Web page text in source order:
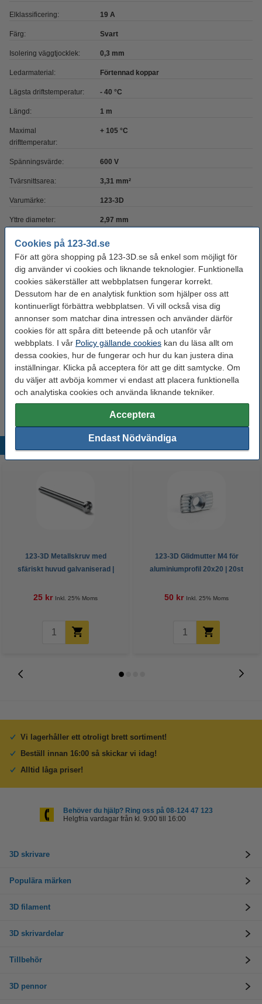
Cookies på 123-3d.se
För att göra shopping på 123-3D.se så enkel som möjligt för
dig använder vi cookies och liknande teknologier. Funktionella
cookies säkerställer att webbplatsen fungerar korrekt.
Dessutom har de en analytisk funktion som hjälper oss att
kontinuerligt förbättra webbplatsen. Vi vill också visa dig
annonser som matchar dina intressen och använder därför
cookies för att spåra ditt beteende på och utanför vår
webbplats. I vår Policy gällande cookies kan du läsa allt om
dessa cookies, hur de fungerar och hur du kan justera dina
inställningar. Klicka på acceptera för att ge ditt samtycke. Om
du väljer att avböja kommer vi endast att placera funktionella
och analytiska cookies och använda liknande tekniker.
Acceptera
Endast Nödvändiga
Elklassificering: 19 A
Färg: Svart
Isolering väggtjocklek: 0,3 mm
Ledarmaterial: Förtennad koppar
Lägsta driftstemperatur: - 40 °C
Längd: 1 m
Maximal
drifttemperatur:
+ 105 °C
Spänningsvärde: 600 V
Tvärsnittsarea: 3,31 mm²
Varumärke: 123-3D
Yttre diameter: 2,97 mm
Produktkod:
Tips!
123-3D Heated bed kabel max 19A | 2,5m |
Svart
70 kr
123-3D Heated bed kabel max 19A | 5m | Svart
125 kr
123-3D Heated bed kabel max 19A | 10m |
250 kr
Populära produkter
123-3D Metallskruv med
sfäriskt huvud galvaniserad |
25 kr Inkl. 25% Moms
123-3D Glidmutter M4 för
aluminiumprofil 20x20 | 20st
50 kr Inkl. 25% Moms
Vi lagerhåller ett otroligt brett sortiment!
Beställ innan 16:00 så skickar vi idag!
Alltid låga priser!
Behöver du hjälp? Ring oss på 08-124 47 123
Helgfria vardagar från kl. 9:00 till 16:00
3D skrivare
Populära märken
3D filament
3D skrivardelar
Tillbehör
3D pennor